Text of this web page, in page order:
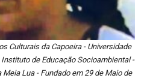
Culturais da Capoeira - Universidade
Instituto de Educação Socioambiental -
Meia Lua - Fundado em 29 de Maio de